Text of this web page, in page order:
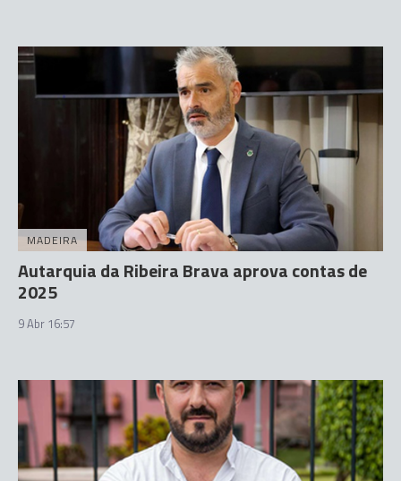
MADEIRA
Autarquia da Ribeira Brava aprova contas de
2025
9 Abr 16:57